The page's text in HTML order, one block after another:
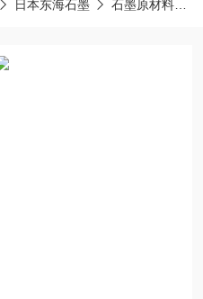
日本东海石墨 石墨原材料